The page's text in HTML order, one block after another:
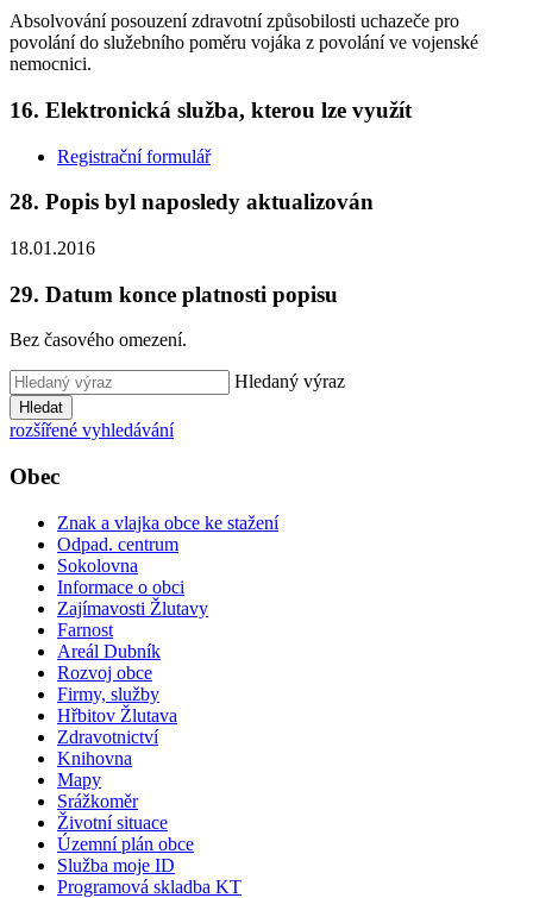
Absolvování posouzení zdravotní způsobilosti uchazeče pro
povolání do služebního poměru vojáka z povolání ve vojenské
nemocnici.
16. Elektronická služba, kterou lze využít
Registrační formulář
28. Popis byl naposledy aktualizován
18.01.2016
29. Datum konce platnosti popisu
Bez časového omezení.
Hledaný výraz
Hledat
rozšířené vyhledávání
Obec
Znak a vlajka obce ke stažení
Odpad. centrum
Sokolovna
Informace o obci
Zajímavosti Žlutavy
Farnost
Areál Dubník
Rozvoj obce
Firmy, služby
Hřbitov Žlutava
Zdravotnictví
Knihovna
Mapy
Srážkoměr
Životní situace
Územní plán obce
Služba moje ID
Programová skladba KT